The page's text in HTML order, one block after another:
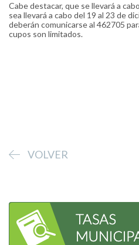
Cabe destacar, que se llevará a
sea llevará a cabo del 19 al 23 de
deberán comunicarse al 462705
cupos son limitados.
VOLVER